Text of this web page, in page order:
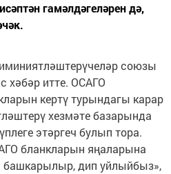
гамәлдәгеләрен дә,
союзы
хәбәр итте. ОСАГО
кертү турындагы карар
хезмәте базарында
этәргеч булып тора.
бланкларын яңаларына
дип уйлыйбыз»,